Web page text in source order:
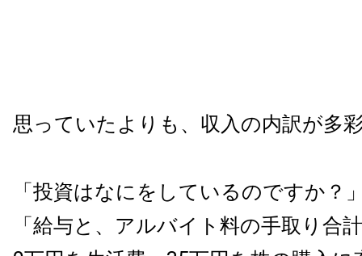
思っていたよりも、収入の内訳が多
「投資はなにをしているのですか？
「給与と、アルバイト料の手取り合